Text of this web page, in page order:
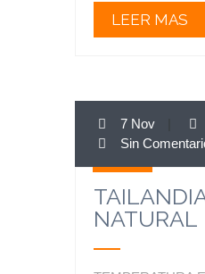
LEER MAS
7
7 Nov
Sin
NATURAL